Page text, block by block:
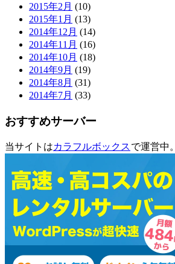
2015年2月 (10)
2015年1月 (13)
2014年12月 (14)
2014年11月 (16)
2014年10月 (18)
2014年9月 (19)
2014年8月 (31)
2014年7月 (33)
おすすめサーバー
当サイトはカラフルボックス で運営中。